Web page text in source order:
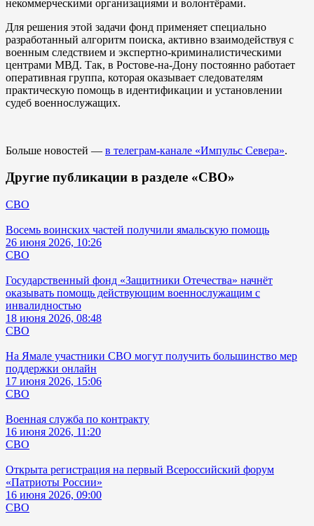
некоммерческими организациями и волонтёрами.
Для решения этой задачи фонд применяет специально
разработанный алгоритм поиска, активно взаимодействуя с
военным следствием и экспертно-криминалистическими
центрами МВД. Так, в Ростове-на-Дону постоянно работает
оперативная группа, которая оказывает следователям
практическую помощь в идентификации и установлении
судеб военнослужащих.
Больше новостей — в телеграм-канале «Импульс Севера».
Другие публикации в разделе «СВО»
СВО
Восемь воинских частей получили ямальскую помощь
26 июня 2026, 10:26
СВО
Государственный фонд «Защитники Отечества» начнёт
оказывать помощь действующим военнослужащим с
инвалидностью
18 июня 2026, 08:48
СВО
На Ямале участники СВО могут получить большинство мер
поддержки онлайн
17 июня 2026, 15:06
СВО
Военная служба по контракту
16 июня 2026, 11:20
СВО
Открыта регистрация на первый Всероссийский форум
«Патриоты России»
16 июня 2026, 09:00
СВО